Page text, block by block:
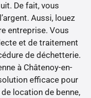
De fait, vous
Aussi, louez
entreprise. Vous
et de traitement
de déchetterie.
à Châtenoy-en-
efficace pour
location de benne,